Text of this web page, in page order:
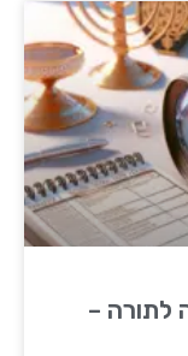
לתורה –